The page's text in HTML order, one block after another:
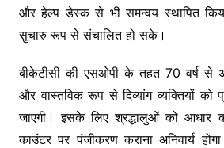
और हेल्प डेस्क से भी समन्वय स्थापित
सुचारु रूप से संचालित हो सके।
बीकेटीसी की एसओपी के तहत 70 वर्ष
और वास्तविक रूप से दिव्यांग व्यक्तियों को
जाएगी। इसके लिए श्रद्धालुओं को आधार
काउंटर पर पंजीकरण कराना अनिवार्य